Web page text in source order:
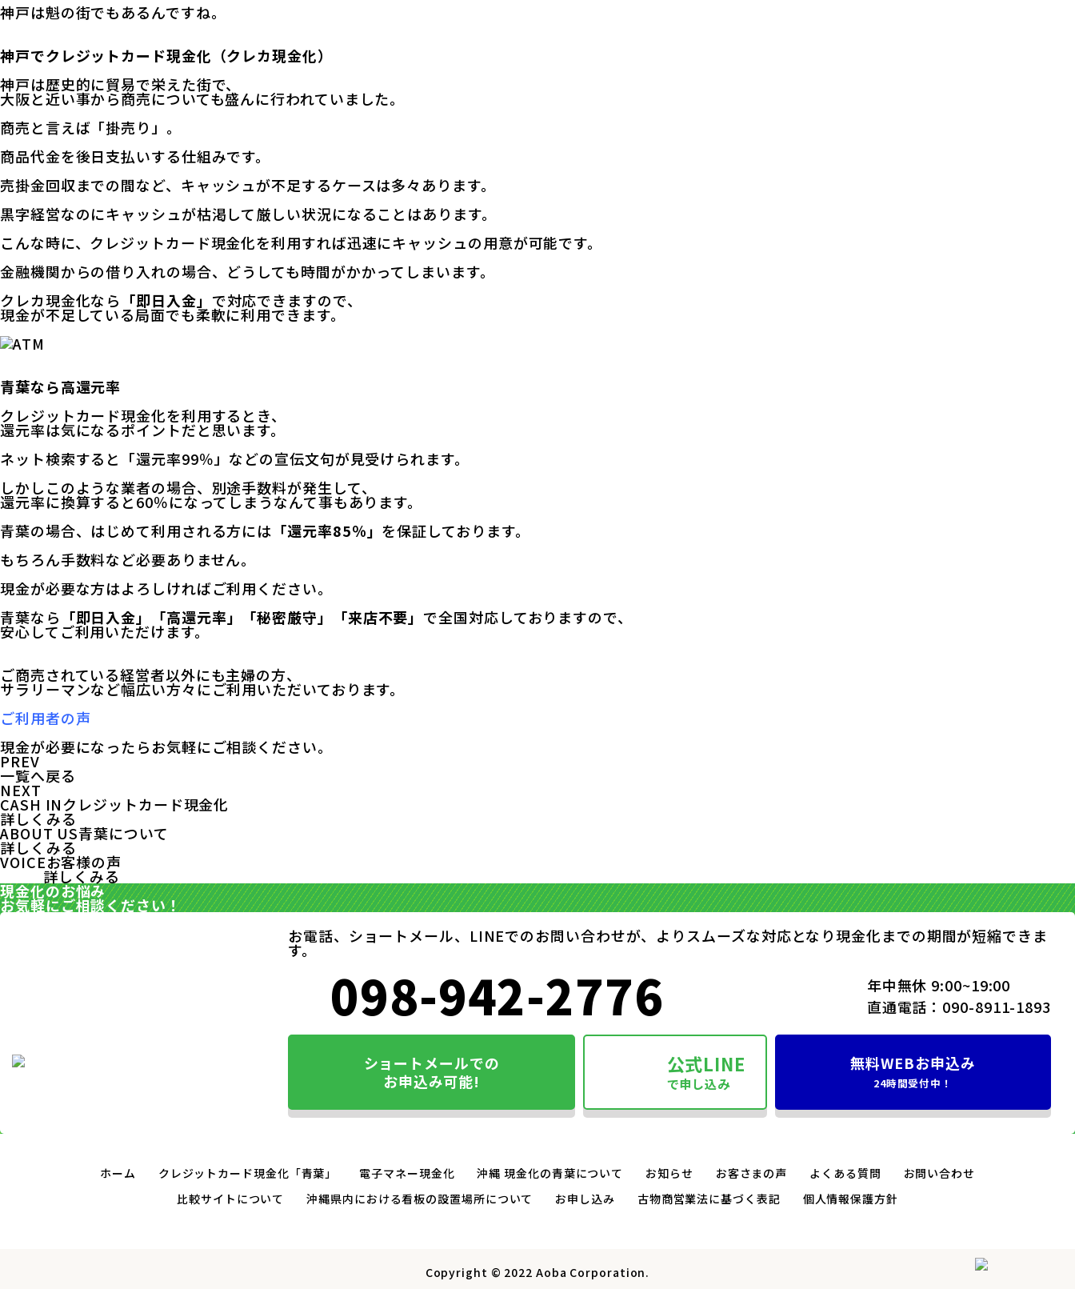
神戸は魁の街でもあるんですね。
神戸でクレジットカード現金化（クレカ現金化）
神戸は歴史的に貿易で栄えた街で、
大阪と近い事から商売についても盛んに行われていました。
商売と言えば「掛売り」。
商品代金を後日支払いする仕組みです。
売掛金回収までの間など、キャッシュが不足するケースは多々あります。
黒字経営なのにキャッシュが枯渇して厳しい状況になることはあります。
こんな時に、クレジットカード現金化を利用すれば迅速にキャッシュの用意が可能です。
金融機関からの借り入れの場合、どうしても時間がかかってしまいます。
クレカ現金化なら 「即日入金」 で対応できますので、
現金が不足している局面でも柔軟に利用できます。
青葉なら高還元率
クレジットカード現金化を利用するとき、
還元率は気になるポイントだと思います。
ネット検索すると「還元率99％」などの宣伝文句が見受けられます。
しかしこのような業者の場合、別途手数料が発生して、
還元率に換算すると60％になってしまうなんて事もあります。
青葉の場合、はじめて利用される方には 「還元率85％」 を保証しております。
もちろん手数料など必要ありません。
現金が必要な方はよろしければご利用ください。
青葉なら 「即日入金」「高還元率」「秘密厳守」「来店不要」 で全国対応しておりますので、
安心してご利用いただけます。
ご商売されている経営者以外にも主婦の方、
サラリーマンなど幅広い方々にご利用いただいております。
ご利用者の声
現金が必要になったらお気軽にご相談ください。
PREV
一覧へ戻る
NEXT
CASH INクレジットカード現金化
詳しくみる
ABOUT US青葉について
詳しくみる
VOICEお客様の声
詳しくみる
現金化のお悩み
お気軽にご相談ください！
お電話、ショートメール、LINEでのお問い合わせが、よりスムーズな対応となり現金化までの期間が短縮できま
す。
098-942-2776
年中無休 9:00~19:00
直通電話： 090-8911-1893
ショートメールでの
お申込み可能!
公式LINE
で申し込み
無料WEBお申込み
24時間受付中！
ホーム クレジットカード現金化「青葉」 電子マネー現金化 沖縄 現金化の青葉について お知らせ お客さまの声 よくある質問
お問い合わせ
比較サイトについて
沖縄県内における看板の設置場所について お申し込み 古物商営業法に基づく表記 個人情報保護方針
Copyright © 2022 Aoba Corporation.